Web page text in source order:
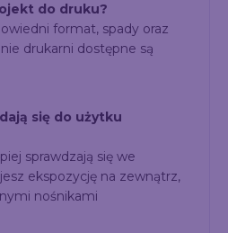
do druku?
format, spady oraz
drukarni dostępne są
się do użytku
sprawdzają się we
ekspozycję na zewnątrz,
nośnikami